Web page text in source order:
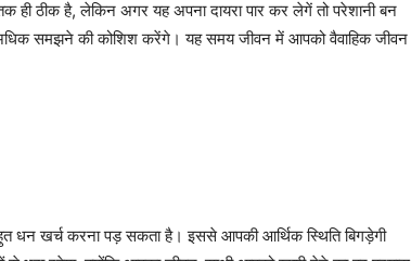
ठीक है, लेकिन अगर यह अपना दायरा पार कर लेगें तो परेशानी बन
समझने की कोशिश करेंगे। यह समय जीवन में आपको वैवाहिक जीवन
धन खर्च करना पड़ सकता है। इससे आपकी आर्थिक स्थिति बिगड़ेगी